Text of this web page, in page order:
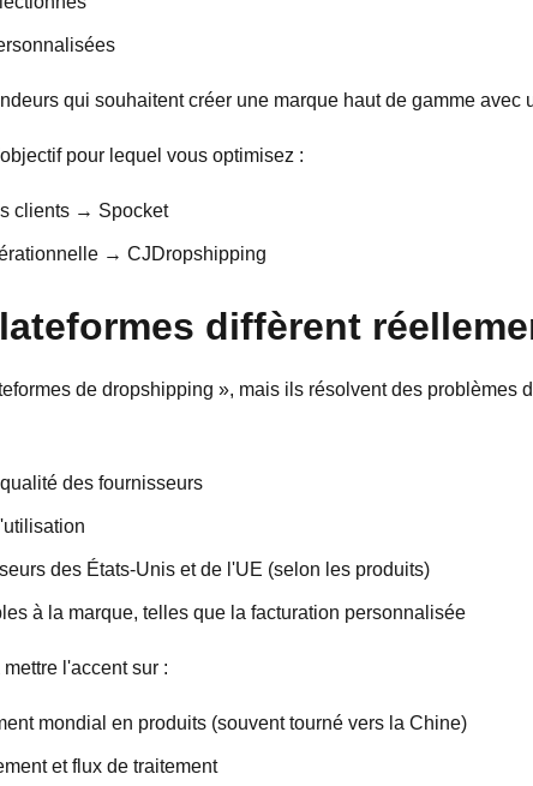
qui souhaitent créer une marque haut de gamme avec
pour lequel vous optimisez :
clients → Spocket
→ CJDropshipping
diffèrent
de dropshipping », mais ils résolvent des problèmes
des fournisseurs
des États-Unis et de l'UE (selon les produits)
à la marque, telles que la facturation personnalisée
l'accent sur :
mondial en produits (souvent tourné vers la Chine)
et flux de traitement